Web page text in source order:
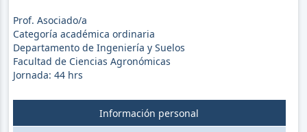
Prof. Asociado/a
Categoría académica ordinaria
Departamento de Ingeniería y Suelos
Facultad de Ciencias Agronómicas
Jornada: 44hrs
Información personal